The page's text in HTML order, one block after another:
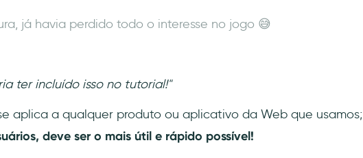
já havia perdido todo o interesse no jogo 😅
ter incluído isso no tutorial!"
aplica a qualquer produto ou aplicativo da Web que usamos;
deve ser o mais útil e rápido possível!